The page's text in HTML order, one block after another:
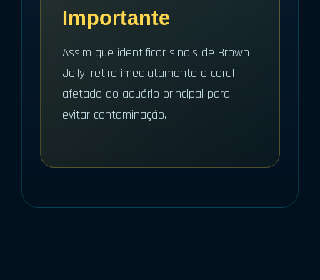
Importante
Assim que identificar sinais de Brown
Jelly, retire imediatamente o coral
afetado do aquário principal para
evitar contaminação.